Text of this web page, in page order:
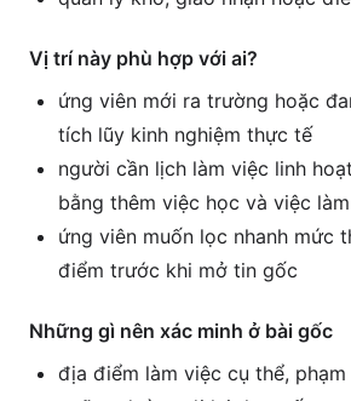
Vị trí này phù hợp với ai?
ứng viên mới ra trường hoặc
tích lũy kinh nghiệm thực tế
người cần lịch làm việc linh
bằng thêm việc học và việc làm
ứng viên muốn lọc nhanh mức
điểm trước khi mở tin gốc
Những gì nên xác minh ở bài gốc
địa điểm làm việc cụ thể,